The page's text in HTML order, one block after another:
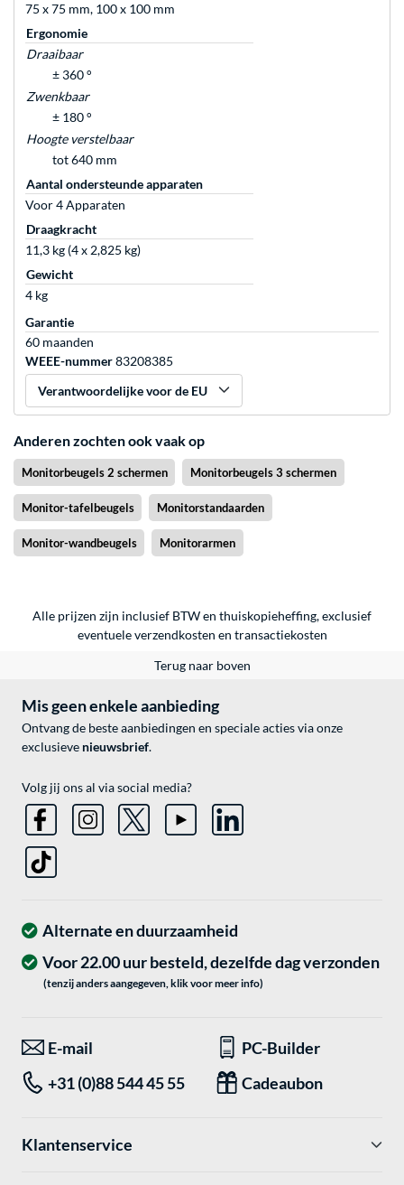
75 x 75 mm, 100 x 100 mm
Ergonomie
Draaibaar
± 360 °
Zwenkbaar
± 180 °
Hoogte verstelbaar
tot 640 mm
Aantal ondersteunde apparaten
Voor 4 Apparaten
Draagkracht
11,3 kg (4 x 2,825 kg)
Gewicht
4 kg
Garantie
60 maanden
WEEE-nummer83208385
Verantwoordelijke voor de EU
Anderen zochten ook vaak op
Monitorbeugels 2 schermen Monitorbeugels 3 schermen
Monitor-tafelbeugels Monitorstandaarden
Monitor-wandbeugels Monitorarmen
Alle prijzen zijn inclusief BTW en thuiskopieheffing, exclusief
eventueleverzendkosten en transactiekosten
Terug naar boven
Mis geen enkele aanbieding
Ontvang de beste aanbiedingen en speciale acties via onze
exclusieve nieuwsbrief.
Volg jij ons al via social media?
Alternate en duurzaamheid
Voor 22.00 uur besteld, dezelfde dag verzonden
(tenzij anders aangegeven, klik voor meer info)
E-mail
PC-Builder
+31 (0)88 544 45 55
Cadeaubon
Klantenservice